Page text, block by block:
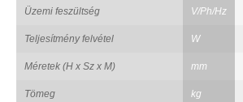
Üzemi feszültség V/Ph/Hz
Teljesítmény felvétel W
Méretek (H x Sz x M) mm
Tömeg kg